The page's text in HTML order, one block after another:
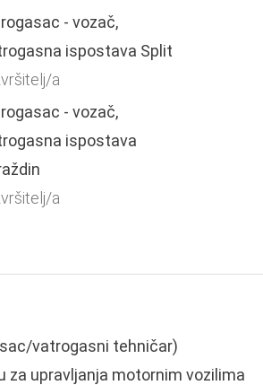
- vozač,
ispostava Split
a
- vozač,
ispostava
a
vatrogasni tehničar)
za upravljanja motornim vozilima